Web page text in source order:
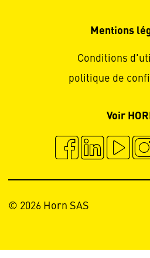
Mentions
Conditions
politique de
Voir
© 2026 Horn SAS